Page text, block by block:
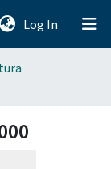
Log In (current)